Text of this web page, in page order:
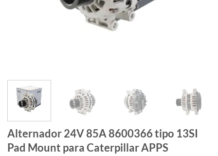
Alternador 24V 85A 8600366 tipo 13SI
Pad Mount para Caterpillar APPS